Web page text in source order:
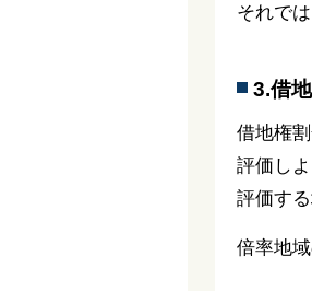
それで
3.借
借地権
評価し
評価す
倍率地